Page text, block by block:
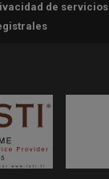
de servicios